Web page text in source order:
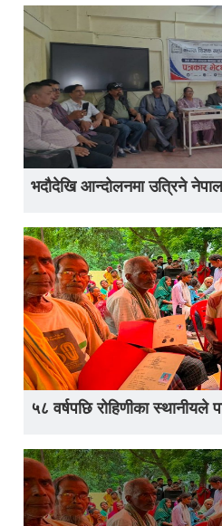
भदौदेखि आन्दोलनमा उत्रिने
५८ वर्षपछि रोहिणीका स्थानीयले